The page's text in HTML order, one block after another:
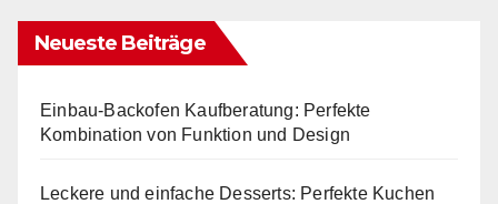
Neueste Beiträge
Einbau-Backofen Kaufberatung: Perfekte
Kombination von Funktion und Design
Leckere und einfache Desserts: Perfekte Kuchen